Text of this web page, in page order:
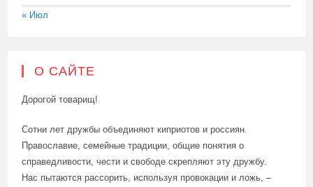
« Июл
О САЙТЕ
Дорогой товарищ!
Сотни лет дружбы объединяют киприотов и россиян.
Православие, семейные традиции, общие понятия о
справедливости, чести и свободе скрепляют эту дружбу.
Нас пытаются рассорить, используя провокации и ложь, –